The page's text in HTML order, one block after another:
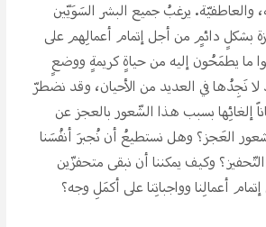
والعاطفيّة. يرغبُ جميع البشر السَوَيّين
بشكلِِ دائمِِ من أجل إتمام أعمالِهم على
ما يطمَحُون إليه من حياةِِ كريمةِِ ووضعِِ
نَجِدُها في العديد من الأحيان، وقد نضطرّ
إلغائِها بسبب هذا الشّعور بالعجز عن
شعور العَجز؟ وهل نستطيعُ أن نُجبرَ أنفُسَنا
وكيف يمكننا أن نبقى متحفزّين
أعمالِنا وواجباتِنا على أكمَلِ وجه؟